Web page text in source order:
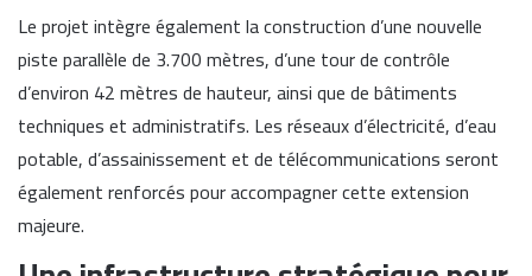
Le projet intègre également la construction d’une nouvelle
piste parallèle de 3.700 mètres, d’une tour de contrôle
d’environ 42 mètres de hauteur, ainsi que de bâtiments
techniques et administratifs. Les réseaux d’électricité, d’eau
potable, d’assainissement et de télécommunications seront
également renforcés pour accompagner cette extension
majeure.